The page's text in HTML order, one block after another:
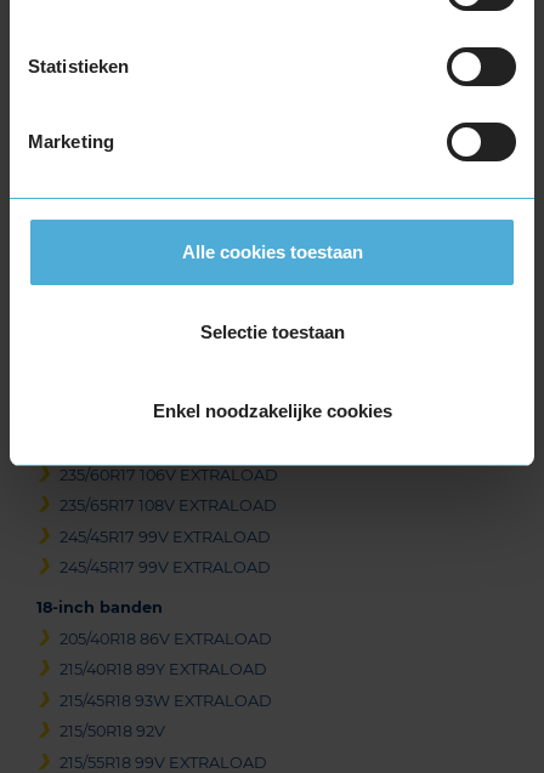
Statistieken
Marketing
Alle cookies toestaan
Selectie toestaan
Enkel noodzakelijke cookies
215/65R17 99V
225/45R17 94H EXTRALOAD
225/50R17 98H EXTRALOAD
225/55R17 101V EXTRALOAD
225/55R17 97H
235/55R17 103V EXTRALOAD
235/60R17 106V EXTRALOAD
235/65R17 108V EXTRALOAD
245/45R17 99V EXTRALOAD
245/45R17 99V EXTRALOAD
18-inch banden
205/40R18 86V EXTRALOAD
215/40R18 89Y EXTRALOAD
215/45R18 93W EXTRALOAD
215/50R18 92V
215/55R18 99V EXTRALOAD